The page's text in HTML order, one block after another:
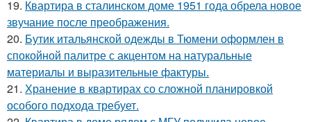
19. Квартира в сталинском доме 1951 года обрела новое
звучание после преображения.
20. Бутик итальянской одежды в Тюмени оформлен в
спокойной палитре с акцентом на натуральные
материалы и выразительные фактуры.
21. Хранение в квартирах со сложной планировкой
особого подхода требует.